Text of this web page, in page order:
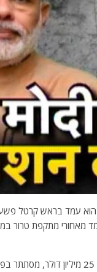
הפלילית של דאוד נמשכה מאז סוף
הרשויות בהודו האשימו כי דאוד, שעל